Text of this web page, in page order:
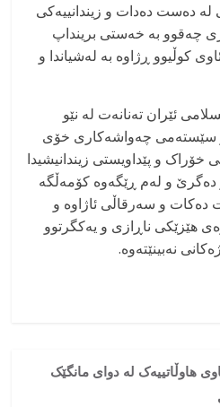
دەست دەدات و زیندانییەکی
چەقوو بە خەستی برینداپ
ئاوی کوڵیوو ڕژاوە بە لەشیاندا و
ئێران تەنانەت لە نێو
و سێستەمی چەواشەکاری خۆی
خۆراک و پێداویستی زیندانیشیدا
دەگرێ و لەم ڕێگەوە کۆمەڵگە
و سەرقاڵی ئاژاوە و
هێزێکی ناڕازی و یەکگرتوو
نەبینێتەوە.
هاوڵاتییەک لە دوای مانگێک